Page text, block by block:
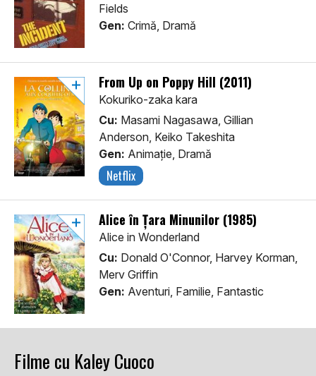
Fields
Gen: Crimă, Dramă
From Up on Poppy Hill (2011)
Kokuriko-zaka kara
Cu: Masami Nagasawa, Gillian
Anderson, Keiko Takeshita
Gen: Animaţie, Dramă
Netflix
Alice în Țara Minunilor (1985)
Alice in Wonderland
Cu: Donald O'Connor, Harvey Korman,
Merv Griffin
Gen: Aventuri, Familie, Fantastic
Filme cu Kaley Cuoco